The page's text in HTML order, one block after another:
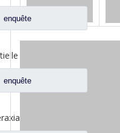
enquête
enquête